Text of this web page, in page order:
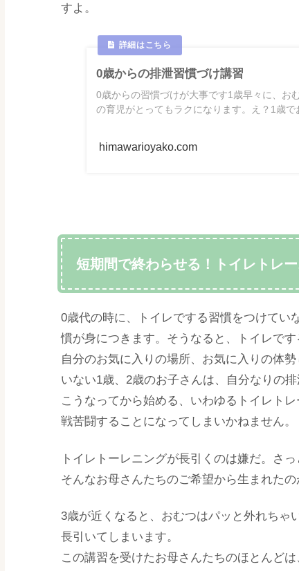
すよ。
0歳からの排泄習慣づけ講習
0歳からの習慣づけが大事です1歳早々に、お
の育児がとってもラクになります。え？1歳で
himawarioyako.com
短期間で終わらせる！トイレトレ
0歳代の時に、トイレでする習慣をつけてい
慣が身につきます。そうなると、トイレで
自分のお気に入りの場所、お気に入りの体
いない1歳、2歳のお子さんは、自分なりの
こうなってから始める、いわゆるトイレト
戦苦闘することになってしまいかねません。
トイレトーレニングが長引くのは嫌だ。さ
そんなお母さんたちのご希望から生まれた
3歳が近くなると、おむつはパッと外れちゃ
長引いてしまいます。
この講習を受けたお母さんたちのほとんど